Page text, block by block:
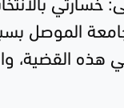
الموصل
هذه